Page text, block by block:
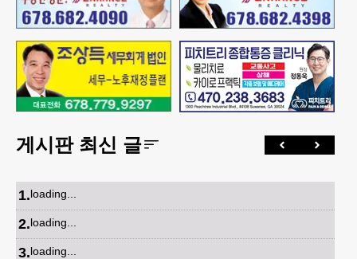
게시판 최신 글
1.loading...
2.loading...
3.loading...